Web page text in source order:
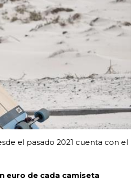
el pasado 2021 cuenta con el
euro de cada camiseta